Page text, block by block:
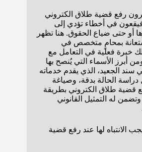
رفع قضية طلاق الكتروني
فيقعون في أخطاء تؤدي إلى
أو حتى ضياع الحقوق. هنا تظهر
بمحامٍ متخصص في
خبرة فعلية في التعامل مع
أبرز الأسماء التي يُنصح بها
سند الجعيد، الذي يقدم خدماته
دراسة الحالة بدقة، وصياغة
قضية طلاق الكتروني بطريقة
له التمثيل القانوني
الانتباه لها عند رفع قضية